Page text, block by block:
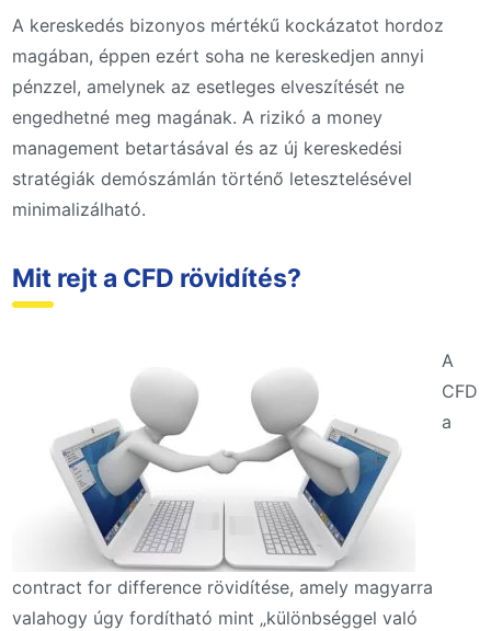
A kereskedés bizonyos mértékű kockázatot hordoz
magában, éppen ezért soha ne kereskedjen annyi
pénzzel, amelynek az esetleges elveszítését ne
engedhetné meg magának. A rizikó a money
management betartásával és az új kereskedési
stratégiák demószámlán történő letesztelésével
minimalizálható.
Mit rejt a CFD rövidítés?
A
CFD
a
contract for difference rövidítése, amely magyarra
valahogy úgy fordítható mint „különbséggel való